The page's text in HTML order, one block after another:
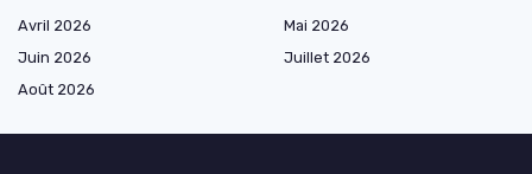
Avril 2026
Mai 2026
Juin 2026
Juillet 2026
Août 2026